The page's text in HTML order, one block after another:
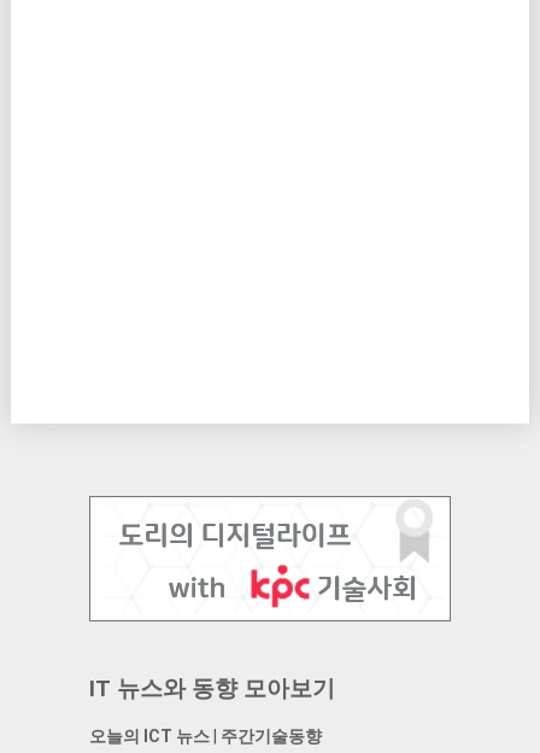
IT 뉴스와 동향 모아보기
오늘의 ICT 뉴스| 주간기술동향